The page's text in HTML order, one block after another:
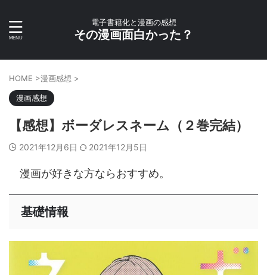
電子書籍化と漫画の感想
その漫画面白かった？
HOME >漫画感想 >
漫画感想
【感想】ボーダレスネーム（２巻完結）
2021年12月6日 2021年12月5日
漫画が好きな方ならおすすめ。
基礎情報